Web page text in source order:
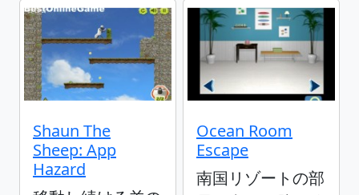
Shaun The
Sheep: App
Hazard
Ocean Room
Escape
南国リゾートの部